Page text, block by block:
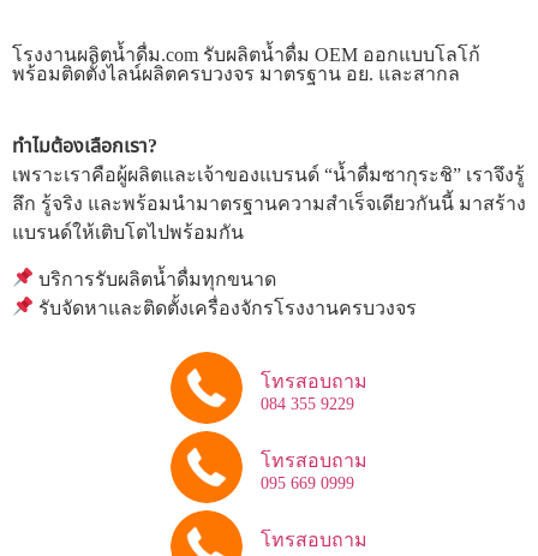
โรงงานผลิตน้ำดื่ม.com รับผลิตน้ำดื่ม OEM ออกแบบโลโก้
พร้อมติดตั้งไลน์ผลิตครบวงจร มาตรฐาน อย. และสากล
ทำไมต้องเลือกเรา?
เพราะเราคือผู้ผลิตและเจ้าของแบรนด์ “น้ำดื่มซากุระชิ” เราจึงรู้
ลึก รู้จริง และพร้อมนำมาตรฐานความสำเร็จเดียวกันนี้ มาสร้าง
แบรนด์ให้เติบโตไปพร้อมกัน
บริการรับผลิตน้ำดื่มทุกขนาด
รับจัดหาและติดตั้งเครื่องจักรโรงงานครบวงจร
โทรสอบถาม
084 355 9229
โทรสอบถาม
095 669 0999
โทรสอบถาม